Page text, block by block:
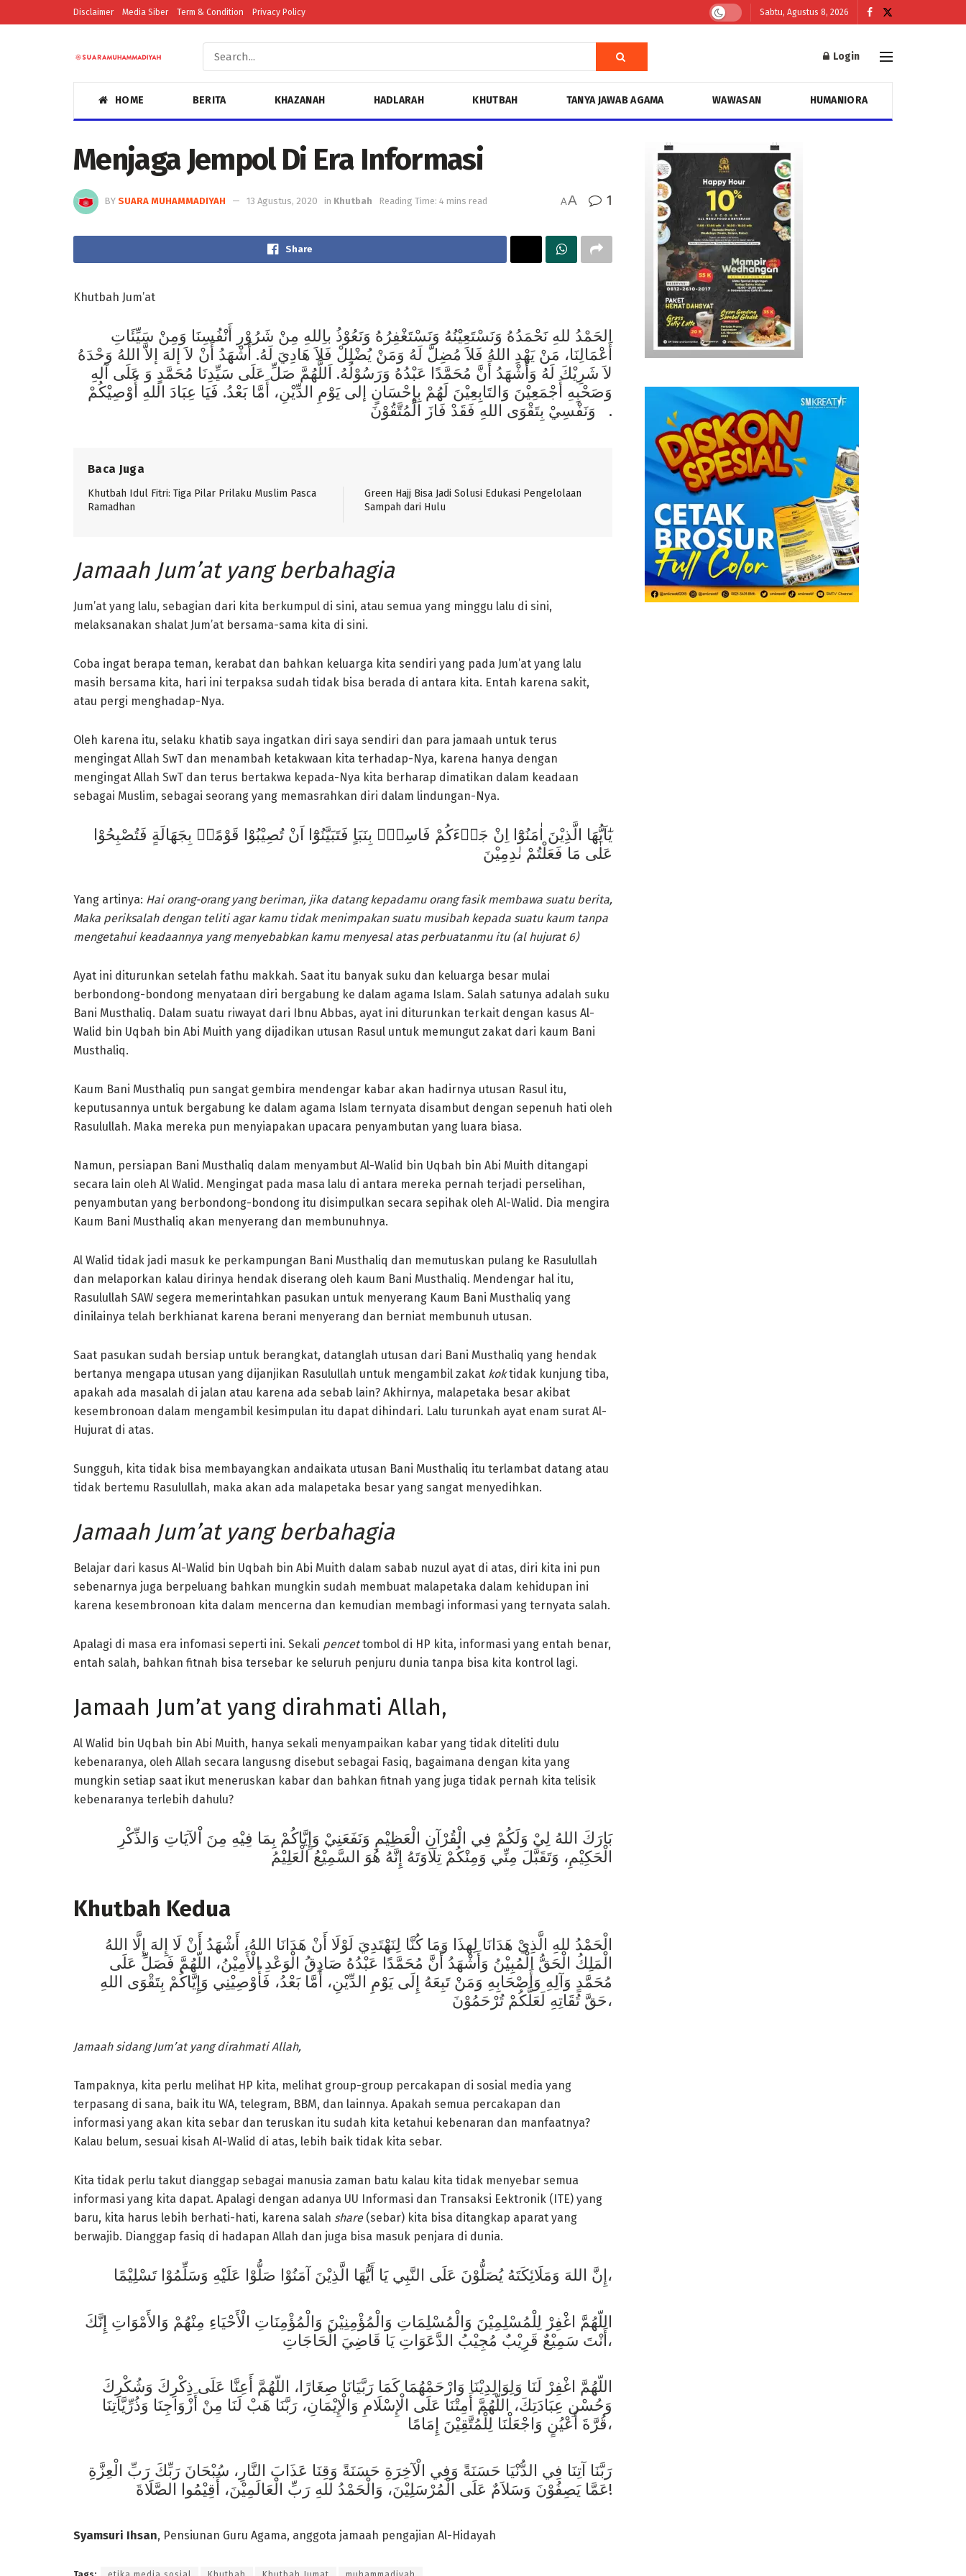
Disclaimer Media Siber Term & Condition Privacy Policy Sabtu, Agustus 8, 2026
Login
HOME BERITA KHAZANAH HADLARAH KHUTBAH TANYA JAWAB AGAMA WAWASAN HUMANIORA
Menjaga Jempol Di Era Informasi
BY SUARA MUHAMMADIYAH 13 Agustus, 2020 in Khutbah Reading Time: 4 mins read AA 1
Share
Khutbah Jum’at
الحَمْدُ للهِ نَحْمَدُهُ وَنَسْتَعِيْنُهُ وَنَسْتَغْفِرُهُ وَنَعُوْذُ باِللهِ مِنْ شَرُوْرِ أَنْفُسِنَا وَمِنْ سَيِّئَاتِ
أَعْمَالِنَا، مَنْ يَهْدِ اللهُ فَلاَ مُضِلَّ لَهُ وَمَنْ يُضْلِلْ فَلاَ هَادِيَ لَهُ. أَشْهَدُ أَنْ لاَ إلهَ إلاَّ اللهُ وَحْدَهُ
لاَ شَرِيْكَ لَهُ وَأَشْهَدُ أَنَّ مُحَمَّدًا عَبْدُهُ وَرَسُوْلُهُ. اَللَّهُمَّ صَلِّ عَلَى سَيِّدِنَا مُحَمَّدٍ وَ عَلَى آلهِ
وَصَحْبِهِ أَجْمَعِيْنَ وَالتَابِعِيْنَ لَهُمْ بِإِحْسَانٍ إلى يَوْمِ الدِّيْنِ، أَمَّا بَعْدُ. فَيَا عِبَادَ اللهِ أُوْصِيْكُمْ
وَنَفْسِيْ بِتَقْوَى اللهِ فَقَدْ فَازَ الْمُتَّقُوْنَ .
Baca Juga
Khutbah Idul Fitri: Tiga Pilar Prilaku Muslim Pasca
Ramadhan
Green Hajj Bisa Jadi Solusi Edukasi Pengelolaan
Sampah dari Hulu
Jamaah Jum’at yang berbahagia
Jum’at yang lalu, sebagian dari kita berkumpul di sini, atau semua yang minggu lalu di sini,
melaksanakan shalat Jum’at bersama-sama kita di sini.
Coba ingat berapa teman, kerabat dan bahkan keluarga kita sendiri yang pada Jum’at yang lalu
masih bersama kita, hari ini terpaksa sudah tidak bisa berada di antara kita. Entah karena sakit,
atau pergi menghadap-Nya.
Oleh karena itu, selaku khatib saya ingatkan diri saya sendiri dan para jamaah untuk terus
mengingat Allah SwT dan menambah ketakwaan kita terhadap-Nya, karena hanya dengan
mengingat Allah SwT dan terus bertakwa kepada-Nya kita berharap dimatikan dalam keadaan
sebagai Muslim, sebagai seorang yang memasrahkan diri dalam lindungan-Nya.
يٰٓاَيُّهَا الَّذِيْنَ اٰمَنُوْٓا اِنْ جَاۤءَكُمْ فَاسِقٌۢ بِنَبَاٍ فَتَبَيَّنُوْٓا اَنْ تُصِيْبُوْا قَوْمًاۢ بِجَهَالَةٍ فَتُصْبِحُوْا
عَلٰى مَا فَعَلْتُمْ نٰدِمِيْنَ
Yang artinya: Hai orang-orang yang beriman, jika datang kepadamu orang fasik membawa suatu berita,
Maka periksalah dengan teliti agar kamu tidak menimpakan suatu musibah kepada suatu kaum tanpa
mengetahui keadaannya yang menyebabkan kamu menyesal atas perbuatanmu itu (al hujurat 6)
Ayat ini diturunkan setelah fathu makkah. Saat itu banyak suku dan keluarga besar mulai
berbondong-bondong menyataan diri bergabung ke dalam agama Islam. Salah satunya adalah suku
Bani Musthaliq. Dalam suatu riwayat dari Ibnu Abbas, ayat ini diturunkan terkait dengan kasus Al-
Walid bin Uqbah bin Abi Muith yang dijadikan utusan Rasul untuk memungut zakat dari kaum Bani
Musthaliq.
Kaum Bani Musthaliq pun sangat gembira mendengar kabar akan hadirnya utusan Rasul itu,
keputusannya untuk bergabung ke dalam agama Islam ternyata disambut dengan sepenuh hati oleh
Rasulullah. Maka mereka pun menyiapakan upacara penyambutan yang luara biasa.
Namun, persiapan Bani Musthaliq dalam menyambut Al-Walid bin Uqbah bin Abi Muith ditangapi
secara lain oleh Al Walid. Mengingat pada masa lalu di antara mereka pernah terjadi perselihan,
penyambutan yang berbondong-bondong itu disimpulkan secara sepihak oleh Al-Walid. Dia mengira
Kaum Bani Musthaliq akan menyerang dan membunuhnya.
Al Walid tidak jadi masuk ke perkampungan Bani Musthaliq dan memutuskan pulang ke Rasulullah
dan melaporkan kalau dirinya hendak diserang oleh kaum Bani Musthaliq. Mendengar hal itu,
Rasulullah SAW segera memerintahkan pasukan untuk menyerang Kaum Bani Musthaliq yang
dinilainya telah berkhianat karena berani menyerang dan berniat membunuh utusan.
Saat pasukan sudah bersiap untuk berangkat, datanglah utusan dari Bani Musthaliq yang hendak
bertanya mengapa utusan yang dijanjikan Rasulullah untuk mengambil zakat koktidak kunjung tiba,
apakah ada masalah di jalan atau karena ada sebab lain? Akhirnya, malapetaka besar akibat
kesembronoan dalam mengambil kesimpulan itu dapat dihindari. Lalu turunkah ayat enam surat Al-
Hujurat di atas.
Sungguh, kita tidak bisa membayangkan andaikata utusan Bani Musthaliq itu terlambat datang atau
tidak bertemu Rasulullah, maka akan ada malapetaka besar yang sangat menyedihkan.
Jamaah Jum’at yang berbahagia
Belajar dari kasus Al-Walid bin Uqbah bin Abi Muith dalam sabab nuzul ayat di atas, diri kita ini pun
sebenarnya juga berpeluang bahkan mungkin sudah membuat malapetaka dalam kehidupan ini
karena kesembronoan kita dalam mencerna dan kemudian membagi informasi yang ternyata salah.
Apalagi di masa era infomasi seperti ini. Sekali pencettombol di HP kita, informasi yang entah benar,
entah salah, bahkan fitnah bisa tersebar ke seluruh penjuru dunia tanpa bisa kita kontrol lagi.
Jamaah Jum’at yang dirahmati Allah,
Al Walid bin Uqbah bin Abi Muith, hanya sekali menyampaikan kabar yang tidak diteliti dulu
kebenaranya, oleh Allah secara langusng disebut sebagai Fasiq, bagaimana dengan kita yang
mungkin setiap saat ikut meneruskan kabar dan bahkan fitnah yang juga tidak pernah kita telisik
kebenaranya terlebih dahulu?
بَارَكَ اللهُ لِيْ وَلَكُمْ فِي الْقُرْآنِ الْعَظِيْمِ وَنَفَعَنِيْ وَإِيَّاكُمْ بِمَا فِيْهِ مِنَ اْلآيَاتِ وَالذِّكْرِ
الْحَكِيْمِ، وَتَقَبَّلَ مِنِّي وَمِنْكُمْ تِلَاوَتَهُ إِنَّهُ هُوَ السَّمِيْعُ الْعَلِيْمُ
Khutbah Kedua
الْحَمْدُ للهِ الَّذِيْ هَدَانَا لِهذَا وَمَا كُنَّا لِنَهْتَدِيَ لَوْلَا أَنْ هَدَانَا اللهُ، أَشْهَدُ أَنْ لَا إِلهَ إِلَّا اللهُ
الْمَلِكُ الْحَقُّ الْمُبِيْنُ وَأَشْهَدُ أَنَّ مُحَمَّدًا عَبْدُهُ صَادِقُ الْوَعْدِ الْأَمِيْنُ، اللّهُمَّ فَصَلِّ عَلَى
مُحَمَّدٍ وَآلِهِ وَأَصْحَابِهِ وَمَنْ تَبِعَهُ إِلَى يَوْمِ الدِّيْنِ، أَمَّا بَعْدُ، فَأُوْصِيْنِي وَإِيَّاكُمْ بِتَقْوَى اللهِ
حَقَّ تُقَاتِهِ لَعَلَّكُمْ تُرْحَمُوْنَ،
Jamaah sidang Jum’at yang dirahmati Allah,
Tampaknya, kita perlu melihat HP kita, melihat group-group percakapan di sosial media yang
terpasang di sana, baik itu WA, telegram, BBM, dan lainnya. Apakah semua percakapan dan
informasi yang akan kita sebar dan teruskan itu sudah kita ketahui kebenaran dan manfaatnya?
Kalau belum, sesuai kisah Al-Walid di atas, lebih baik tidak kita sebar.
Kita tidak perlu takut dianggap sebagai manusia zaman batu kalau kita tidak menyebar semua
informasi yang kita dapat. Apalagi dengan adanya UU Informasi dan Transaksi Eektronik (ITE) yang
baru, kita harus lebih berhati-hati, karena salah share(sebar) kita bisa ditangkap aparat yang
berwajib. Dianggap fasiq di hadapan Allah dan juga bisa masuk penjara di dunia.
إِنَّ اللهَ وَمَلَائِكَتَهُ يُصَلُّوْنَ عَلَى النَّبِي يَا أَيُّهَا الَّذِيْنَ آمَنُوْا صَلُّوْا عَلَيْهِ وَسَلِّمُوْا تَسْلِيْمًا،
اللّهُمَّ اغْفِرْ لِلْمُسْلِمِيْنَ وَالْمُسْلِمَاتِ وَالْمُؤْمِنِيْنَ وَالْمُؤْمِنَاتِ الْأَحْيَاءِ مِنْهُمْ وَالأَمْوَاتِ إِنَّكَ
أَنْتَ سَمِيْعٌ قَرِيْبٌ مُجِيْبُ الدَّعَوَاتِ يَا قَاضِيَ الْحَاجَاتِ،
اللّهُمَّ اغْفِرْ لَنَا وَلِوَالِدِيْنَا وَارْحَمْهُمَا كَمَا رَبَّيَانَا صِغَارًا، اللّهُمَّ أَعِنَّا عَلَى ذِكْرِكَ وَشُكْرِكَ
وَحُسْنِ عِبَادَتِكَ، اللّهُمَّ أَمِتْنَا عَلَى الْإِسْلَامِ وَالْإِيْمَانِ، رَبَّنَا هَبْ لَنَا مِنْ أَزْوَاجِنَا وَذُرِّيَّاتِنَا
قُرَّةَ أَعْيُنٍ وَاجْعَلْنَا لِلْمُتَّقِيْنَ إِمَامًا،
رَبَّنَا آتِنَا فِي الدُّنْيَا حَسَنَةً وَفِي الْآخِرَةِ حَسَنَةً وَقِنَا عَذَابَ النَّارِ، سُبْحَانَ رَبِّكَ رَبِّ الْعِزَّةِ
عَمَّا يَصِفُوْنَ وَسَلاَمٌ عَلَى الْمُرْسَلِيْنَ، وَالْحَمْدُ للهِ رَبِّ الْعَالَمِيْنَ، أَقِيْمُوا الصَّلَاةَ!
Syamsuri Ihsan, Pensiunan Guru Agama, anggota jamaah pengajian Al-Hidayah